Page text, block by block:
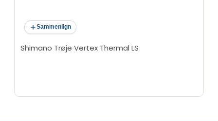
Sammenlign
Shimano Trøje Vertex Thermal LS